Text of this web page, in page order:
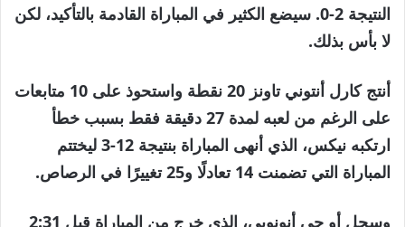
النتيجة 2-0. سيضع الكثير في المباراة القادمة بالتأكيد، لكن
لا بأس بذلك.
أنتج كارل أنتوني تاونز 20 نقطة واستحوذ على 10 متابعات
على الرغم من لعبه لمدة 27 دقيقة فقط بسبب خطأ
ارتكبه نيكس، الذي أنهى المباراة بنتيجة 12-3 ليختتم
المباراة التي تضمنت 14 تعادلًا و25 تغييرًا في الرصاص.
وسجل أو جي أنونوبي، الذي خرج من المباراة قبل 2:31